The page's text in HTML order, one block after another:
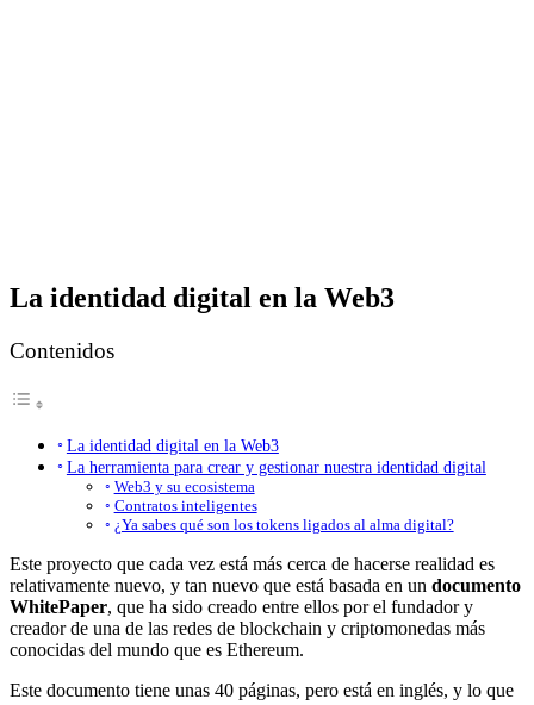
La identidad digital en la Web3
Contenidos
La identidad digital en la Web3
La herramienta para crear y gestionar nuestra identidad digital
Web3 y su ecosistema
Contratos inteligentes
¿Ya sabes qué son los tokens ligados al alma digital?
Este proyecto que cada vez está más cerca de hacerse realidad es
relativamente nuevo, y tan nuevo que está basada en un documento
WhitePaper, que ha sido creado entre ellos por el fundador y
creador de una de las redes de blockchain y criptomonedas más
conocidas del mundo que es Ethereum.
Este documento tiene unas 40 páginas, pero está en inglés, y lo que